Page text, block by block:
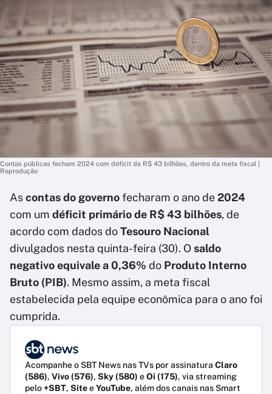
Contas públicas fecham 2024 com déficit de R$ 43 bilhões, dentro da meta fiscal |
Reprodução
Ascontas do governofecharam o ano de2024
com um déficit primário de R$ 43 bilhões, de
acordo com dados doTesouro Nacional
divulgados nesta quinta-feira (30). Osaldo
negativo equivale a 0,36% do Produto Interno
Bruto (PIB). Mesmo assim, a meta fiscal
estabelecida pela equipe econômica para o ano foi
cumprida.
Acompanhe o SBT News nas TVs por assinatura Claro
(586), Vivo (576), Sky (580) eOi (175), via streaming
pelo+SBT, SiteeYouTube, além dos canais nas Smart